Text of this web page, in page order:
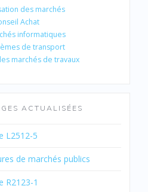
des marchés
Achat
informatiques
de transport
marchés de travaux
ACTUALISÉES
L2512-5
de marchés publics
R2123-1